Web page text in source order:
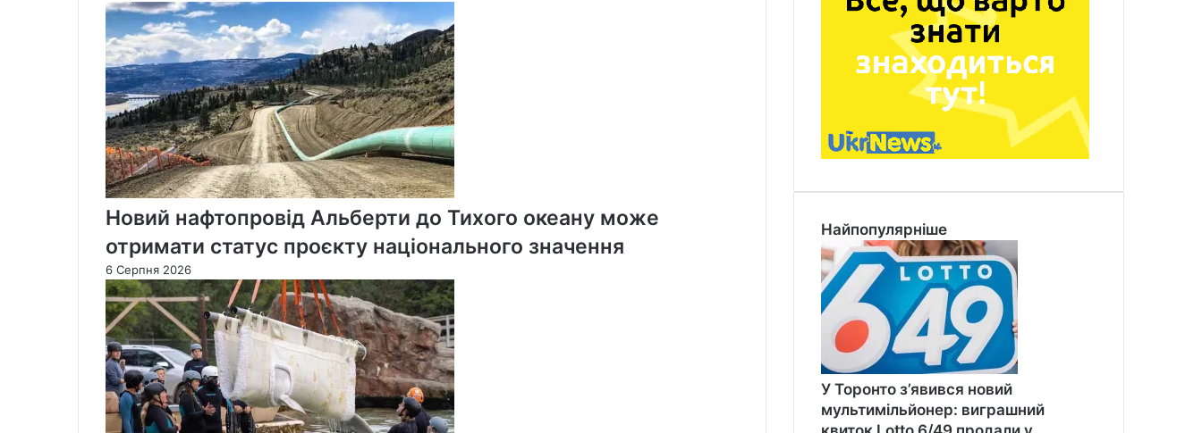
Новий нафтопровід Альберти до Тихого океану може
отримати статус проєкту національного значення
6 Серпня 2026
Найпопулярніше
У Торонто з’явився новий
мультимільйонер: виграшний